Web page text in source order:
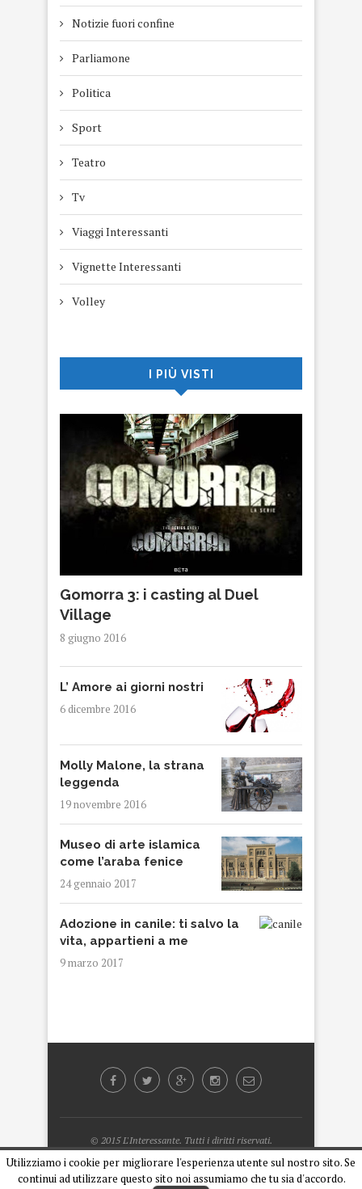
Notizie fuori confine
Parliamone
Politica
Sport
Teatro
Tv
Viaggi Interessanti
Vignette Interessanti
Volley
I PIÙ VISTI
Gomorra 3: i casting al Duel
Village
8 giugno 2016
L’ Amore ai giorni nostri
6 dicembre 2016
Molly Malone, la strana
leggenda
19 novembre 2016
Museo di arte islamica
come l’araba fenice
24 gennaio 2017
Adozione in canile: ti salvo la
vita, appartieni a me
9 marzo 2017
© 2015 L'Interessante. Tutti i diritti riservati.
Designed byArmando Cipriani
Utilizziamo i cookie per migliorare l'esperienza utente sul nostro sito. Se
continui ad utilizzare questo sito noi assumiamo che tu sia d'accordo.